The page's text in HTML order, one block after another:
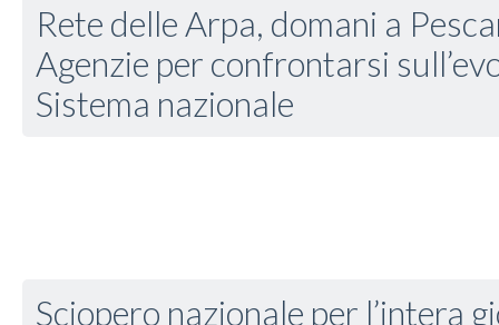
Rete delle Arpa, domani a
Agenzie per confrontarsi
Sistema nazionale
Sciopero nazionale per l’intera